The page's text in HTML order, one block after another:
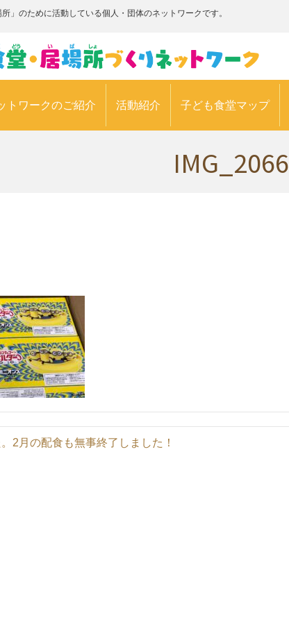
」のために活動している個人・団体のネットワークです。
トワークのご紹介 活動紹介 子ども食堂マップ
IMG_2066
2月の配食も無事終了しました！